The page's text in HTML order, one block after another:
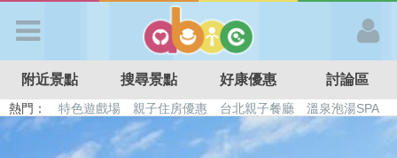
APP登入
首 頁
附近景點 搜尋景點 好康優惠 討論區
熱門： 特色遊戲場 親子住房優惠 台北親子餐廳
溫泉泡湯SPA
溜滑梯民宿
觀光工廠 日本親子景點